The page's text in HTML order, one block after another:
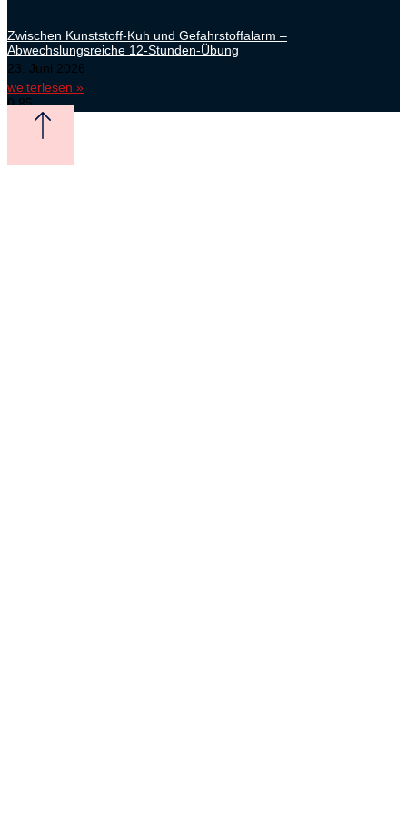
Zwischen Kunststoff-Kuh und Gefahrstoffalarm –
Abwechslungsreiche 12-Stunden-Übung
23. Juni 2026
weiterlesen »